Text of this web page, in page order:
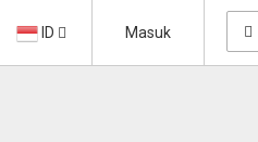
ID Masuk